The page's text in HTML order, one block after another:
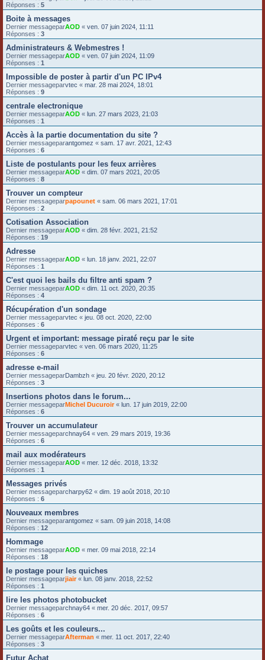
Réponses : 5
Boite à messages
Dernier messageparAOD « ven. 07 juin 2024, 11:11
Réponses : 3
Administrateurs & Webmestres !
Dernier messageparAOD « ven. 07 juin 2024, 11:09
Réponses : 1
Impossible de poster à partir d'un PC IPv4
Dernier messageparvtec « mar. 28 mai 2024, 18:01
Réponses : 9
centrale electronique
Dernier messageparAOD « lun. 27 mars 2023, 21:03
Réponses : 1
Accès à la partie documentation du site ?
Dernier messageparantgomez « sam. 17 avr. 2021, 12:43
Réponses : 6
Liste de postulants pour les feux arrières
Dernier messageparAOD « dim. 07 mars 2021, 20:05
Réponses : 8
Trouver un compteur
Dernier messageparpapounet « sam. 06 mars 2021, 17:01
Réponses : 2
Cotisation Association
Dernier messageparAOD « dim. 28 févr. 2021, 21:52
Réponses : 19
Adresse
Dernier messageparAOD « lun. 18 janv. 2021, 22:07
Réponses : 1
C'est quoi les bails du filtre anti spam ?
Dernier messageparAOD « dim. 11 oct. 2020, 20:35
Réponses : 4
Récupération d'un sondage
Dernier messageparvtec « jeu. 08 oct. 2020, 22:00
Réponses : 6
Urgent et important: message piraté reçu par le site
Dernier messageparvtec « ven. 06 mars 2020, 11:25
Réponses : 6
adresse e-mail
Dernier messageparDambzh « jeu. 20 févr. 2020, 20:12
Réponses : 3
Insertions photos dans le forum...
Dernier messageparMichel Ducuroir« lun. 17 juin 2019, 22:00
Réponses : 6
Trouver un accumulateur
Dernier messageparchnay64 « ven. 29 mars 2019, 19:36
Réponses : 6
mail aux modérateurs
Dernier messageparAOD « mer. 12 déc. 2018, 13:32
Réponses : 1
Messages privés
Dernier messageparcharpy62 « dim. 19 août 2018, 20:10
Réponses : 6
Nouveaux membres
Dernier messageparantgomez « sam. 09 juin 2018, 14:08
Réponses : 12
Hommage
Dernier messageparAOD « mer. 09 mai 2018, 22:14
Réponses : 18
le postage pour les quiches
Dernier messageparjiair« lun. 08 janv. 2018, 22:52
Réponses : 1
lire les photos photobucket
Dernier messageparchnay64 « mer. 20 déc. 2017, 09:57
Réponses : 6
Les goûts et les couleurs...
Dernier messageparAfterman « mer. 11 oct. 2017, 22:40
Réponses : 3
Futur Achat